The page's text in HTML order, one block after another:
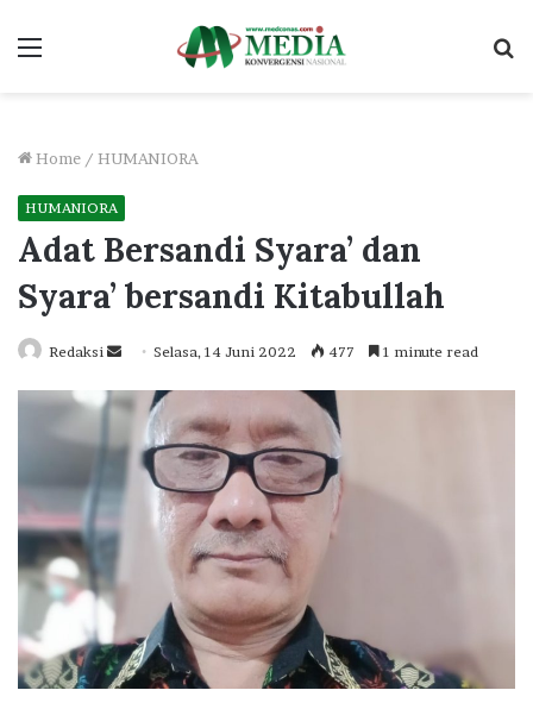
Menu
Home / HUMANIORA
HUMANIORA
Adat Bersandi Syara’ dan
Syara’ bersandi Kitabullah
Redaksi
Send
email
Selasa, 14 Juni 2022 477 1 minute read